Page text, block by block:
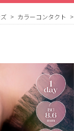
カラーコンタクト